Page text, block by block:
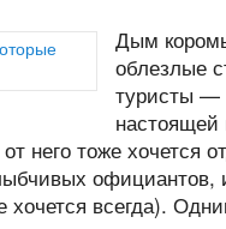
Дым
облезлые
туристы —
него тоже хочется
хочется всегда).